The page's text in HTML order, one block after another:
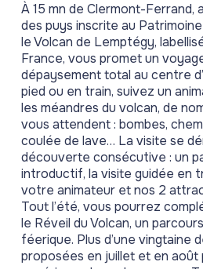
À 15 mn de Clermont-Ferrand,
des puys inscrite au Patrimoine
le Volcan de Lemptégy,
France, vous promet un
dépaysement total au centre
pied ou en train, suivez un
les méandres du volcan, de
vous attendent : bombes,
coulée de lave… La visite se
découverte consécutive : un
introductif, la visite guidée en
votre animateur et nos 2
Tout l’été, vous pourrez
le Réveil du Volcan, un
féerique. Plus d’une vingtaine
proposées en juillet et en août